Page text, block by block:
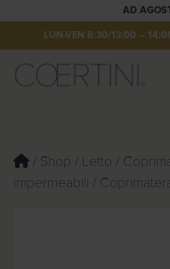
AD
LUN-VEN 8:30/13:00 –
u
c
t
/ Shop / Letto /
impermeabili
/